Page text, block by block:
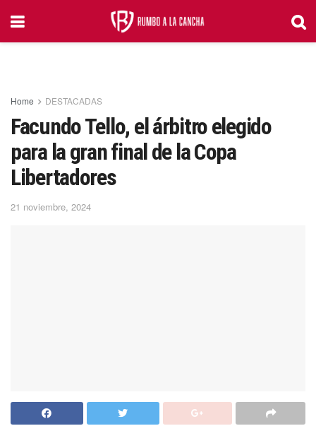
Home DESTACADAS
Facundo Tello, el árbitro elegido
para la gran final de la Copa
Libertadores
21 noviembre, 2024